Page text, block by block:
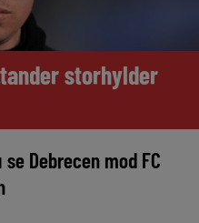
storhylder
Debrecen mod FC